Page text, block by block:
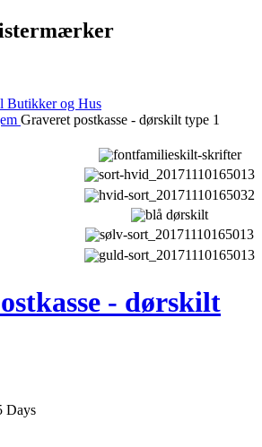
Butikker og Hus
Graveret postkasse - dørskilt type 1
- dørskilt
Days